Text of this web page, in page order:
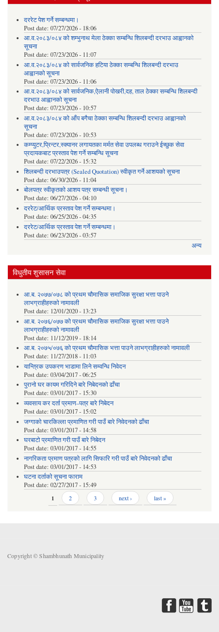
दररेट पेश गर्ने सम्बन्धमा।
Post date: 07/27/2026 - 18:06
आ.व.२०८३/०८४ को शम्भुनाथ मेला ठेक्का सम्बन्धि शिलबन्दी दरभाउ आह्वानको
सूचना
Post date: 07/23/2026 - 11:07
आ.व.२०८३/०८४ को सार्वजनिक हटिया ठेक्का सम्बन्धि शिलबन्दी दरभाउ
आह्वानको सूचना
Post date: 07/23/2026 - 11:06
आ.व.२०८३/०८४ को सार्वजनिक,ऐलानी पोखरी,दह, ताल ठेक्का सम्बन्धि शिलबन्दी
दरभाउ आह्वानको सूचना
Post date: 07/23/2026 - 10:57
आ.व.२०८३/०८४ को आँप बगैचा ठेक्का सम्बन्धि शिलबन्दी दरभाउ आह्वानको
सूचना
Post date: 07/23/2026 - 10:53
कम्प्युटर,प्रिन्टर,स्क्यानर लगायतका मर्मत सेवा उपलब्ध गराउने ईच्छुक सेवा
प्रदायकबाट प्रस्ताव पेश गर्ने सम्बन्धि सूचना
Post date: 07/22/2026 - 15:32
शिलबन्दी दरभाउपत्र (Sealed Quotation) स्वीकृत गर्ने आशयको सूचना
Post date: 06/30/2026 - 11:04
बोलपत्र स्वीकृतको आशय पत्र सम्बन्धी सूचना।
Post date: 06/27/2026 - 04:10
दररेट/आर्थिक प्रस्ताव पेश गर्ने सम्बन्धमा।
Post date: 06/25/2026 - 04:35
दररेट/आर्थिक प्रस्ताव पेश गर्ने सम्बन्धमा।
Post date: 06/23/2026 - 03:57
अन्य
विधुतीय शुसासन सेवा
आ.ब. २०७७/०७८ को प्रथम चौमासिक समाजिक सुरक्षा भत्ता पाउने
लाभग्राहीहरुको नामावली
Post date: 12/01/2020 - 13:23
आ.ब. २०७६/०७७ को प्रथम चौमासिक समाजिक सुरक्षा भत्ता पाउने
लाभग्राहीहरुको नामावली
Post date: 11/12/2019 - 18:14
आ.ब. २०७५/०७६ को प्रथम चौमासिक भत्ता पाउने लाभग्राहीहरुको नामावली
Post date: 11/27/2018 - 11:03
यान्त्रिक उपकरण भाडामा लिने सम्वन्धि निवेदन
Post date: 03/04/2017 - 06:25
पुरानो घर कायम गरिदिने बारे निबेदनको ढाँचा
Post date: 03/01/2017 - 15:30
व्यवसाय कर दर्ता प्रमाण–पत्र बारे निबेदन
Post date: 03/01/2017 - 15:02
जग्गाको चारकिल्ला प्रमाणित गरी पाउँ बारे निवेदनको ढाँचा
Post date: 03/01/2017 - 14:58
घरबाटो प्रमाणित गरी पाउँ बारे निबेदन
Post date: 03/01/2017 - 14:55
नागरिकता प्रमाण पत्रको लागि सिफारि गरी पाउँ बारे निवेदनको ढाँचा
Post date: 03/01/2017 - 14:53
घटना दर्ताको सूचना फाराम
Post date: 02/27/2017 - 15:49
1 2 3 next › last »
Copyright © Shambhunath Municipality